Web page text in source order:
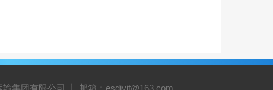
集团有限公司 丨 邮箱：esdjyjt@163.com